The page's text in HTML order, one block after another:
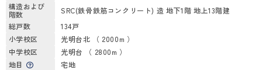
構造および
階数
SRC(鉄骨鉄筋コンクリート) 造 地下1階 地上13階建
総戸数
134戸
小学校区
光明台北 （ 2000m ）
中学校区
光明台 （ 2800m ）
地目
宅地